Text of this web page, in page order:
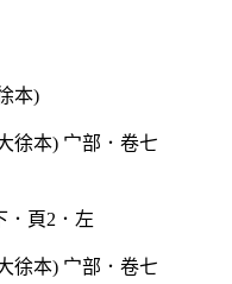
本)
．頁2．左